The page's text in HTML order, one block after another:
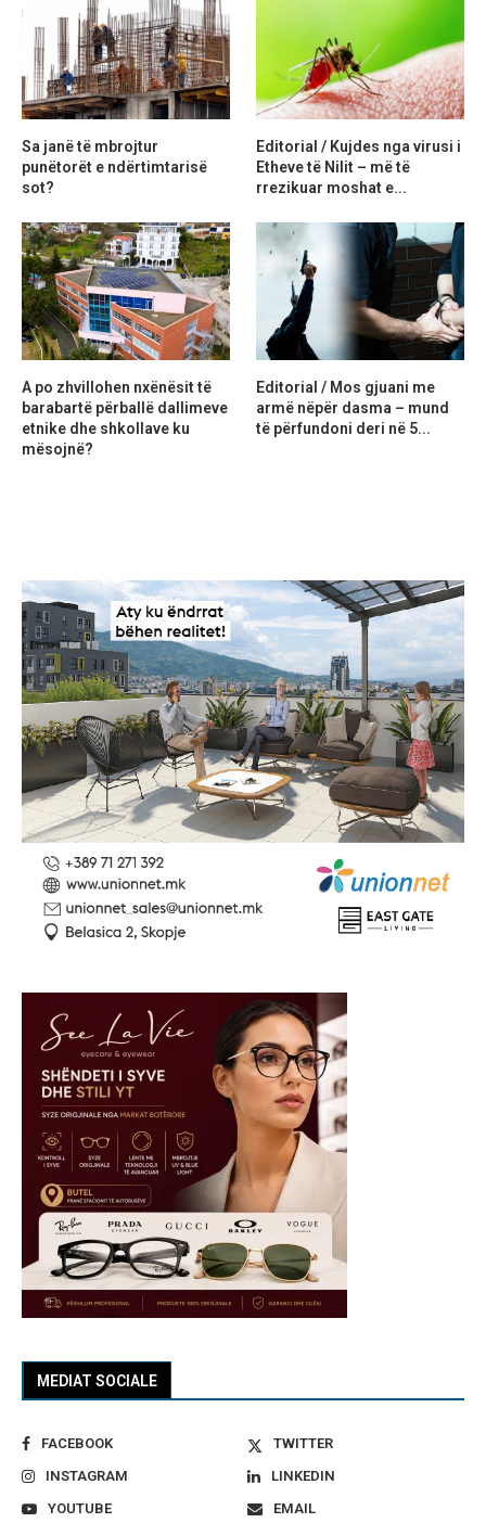
MEDIAT SOCIALE
FACEBOOK
TWITTER
INSTAGRAM
LINKEDIN
YOUTUBE
EMAIL
Sa janë të mbrojtur
punëtorët e ndërtimtarisë
sot?
Editorial / Kujdes nga virusi i
Etheve të Nilit – më të
rrezikuar moshat e...
A po zhvillohen nxënësit të
barabartë përballë dallimeve
etnike dhe shkollave ku
mësojnë?
Editorial / Mos gjuani me
armë nëpër dasma – mund
të përfundoni deri në 5...